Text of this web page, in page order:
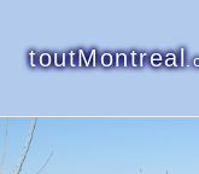
toutMontreal